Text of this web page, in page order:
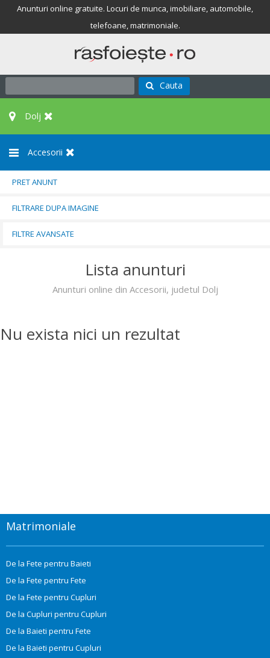
Anunturi online gratuite. Locuri de munca, imobiliare, automobile,
telefoane, matrimoniale.
Cauta
Dolj
Accesorii
PRET ANUNT
FILTRARE DUPA IMAGINE
FILTRE AVANSATE
Lista anunturi
Anunturi online din Accesorii, judetul Dolj
Nu exista nici un rezultat
Matrimoniale
De la Fete pentru Baieti
De la Fete pentru Fete
De la Fete pentru Cupluri
De la Cupluri pentru Cupluri
De la Baieti pentru Fete
De la Baieti pentru Cupluri